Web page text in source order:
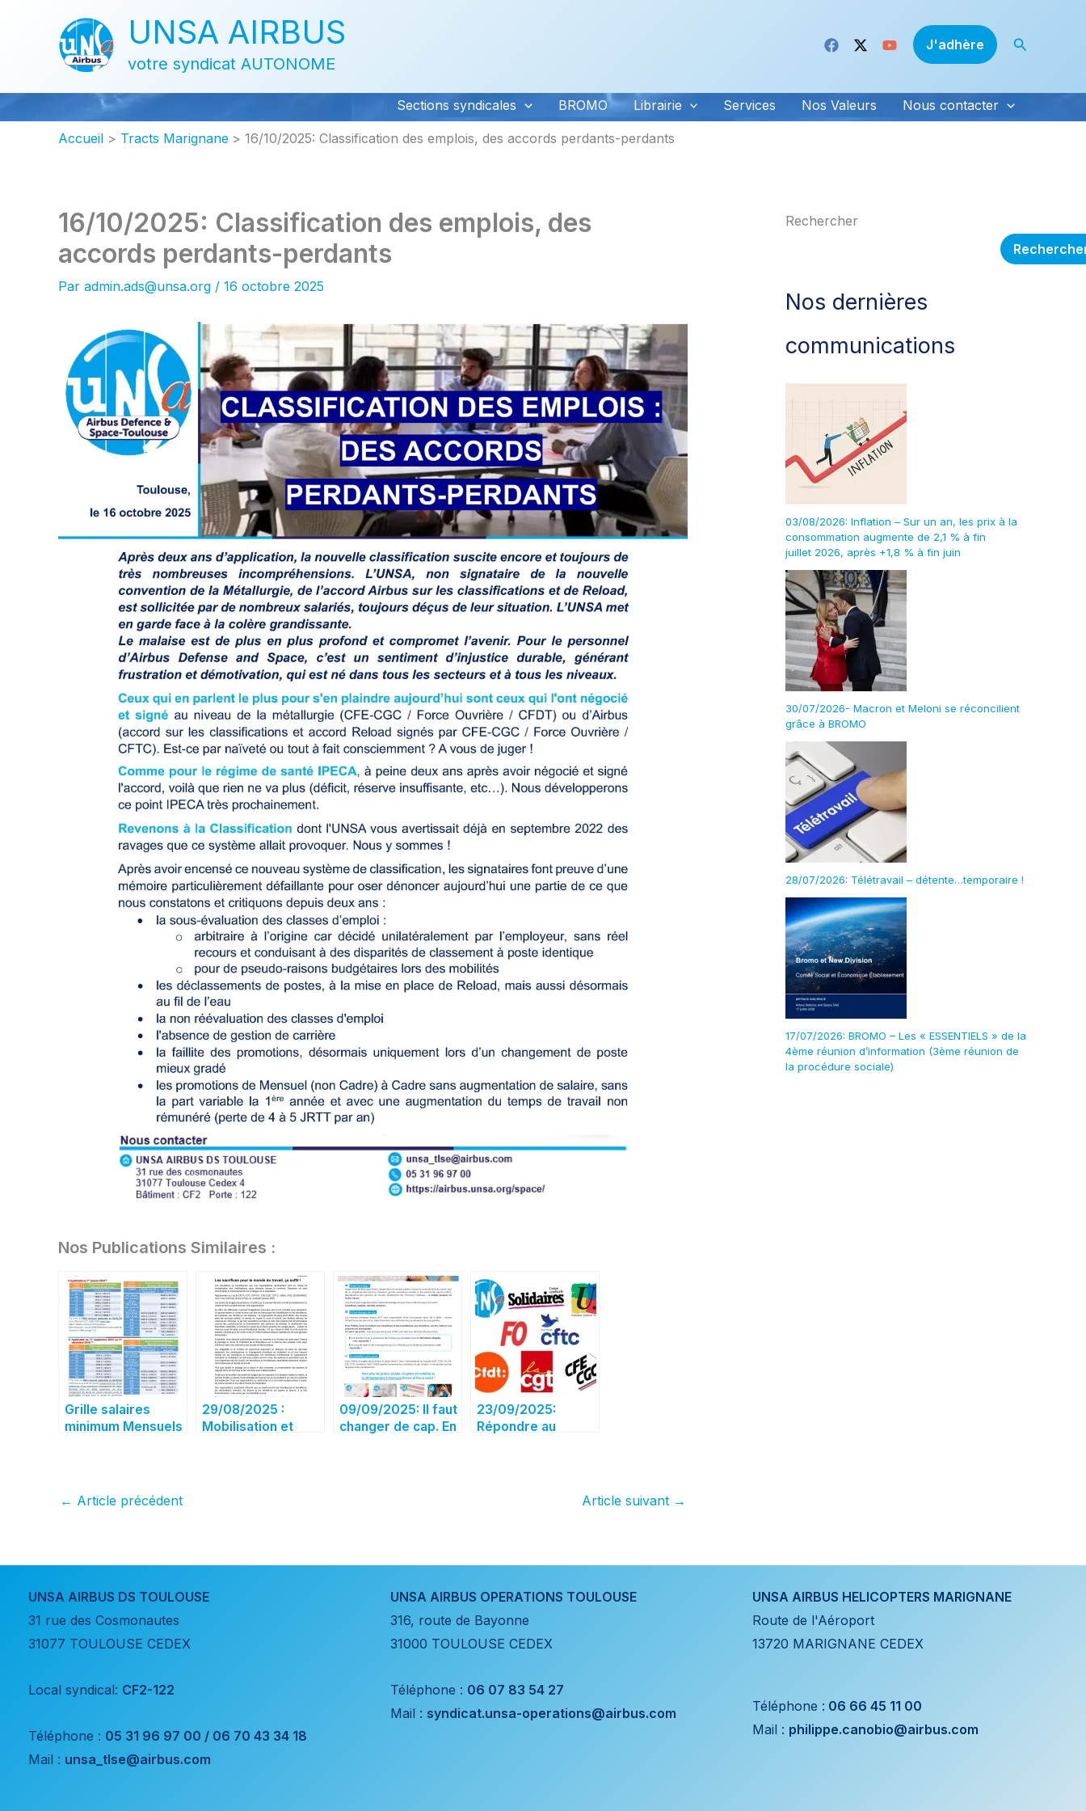
UNSA AIRBUS
votre syndicat AUTONOME
J'adhère
Sections syndicales BROMO Librairie Services Nos Valeurs Nous contacter
Accueil Tracts Marignane 16/10/2025: Classification des emplois, des accords perdants-perdants
16/10/2025: Classification des emplois, des
accords perdants-perdants
Par admin.ads@unsa.org / 16 octobre 2025
Nos Publications Similaires :
Grille salaires
minimum Mensuels
29/08/2025 :
Mobilisation et
09/09/2025: Il faut
changer de cap. En
23/09/2025:
Répondre au
lance un ultimatum
← Article précédent Article suivant →
Rechercher
Nos dernières
communications
03/08/2026: Inflation – Sur un an, les prix à la
consommation augmente de 2,1 % à fin
juillet 2026, après +1,8 % à fin juin
30/07/2026- Macron et Meloni se réconcilient
grâce à BROMO
28/07/2026: Télétravail – détente…temporaire !
17/07/2026: BROMO – Les « ESSENTIELS » de la
4ème réunion d’information (3ème réunion de
la procédure sociale)
UNSA AIRBUS DS TOULOUSE
31 rue des Cosmonautes
31077 TOULOUSE CEDEX
Local syndical: CF2-122
Téléphone : 05 31 96 97 00 / 06 70 43 34 18
Mail : unsa_tlse@airbus.com
UNSA AIRBUS OPERATIONS TOULOUSE
316, route de Bayonne
31000 TOULOUSE CEDEX
Téléphone : 06 07 83 54 27
Mail : syndicat.unsa-operations@airbus.com
UNSA AIRBUS HELICOPTERS MARIGNANE
Route de l'Aéroport
13720 MARIGNANE CEDEX
Téléphone : 06 66 45 11 00
Mail : philippe.canobio@airbus.com